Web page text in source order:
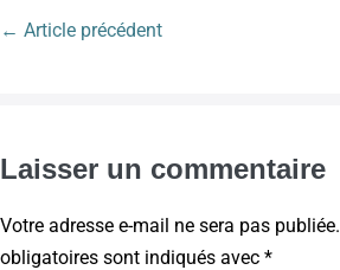
← Article précédent
Laisser un commentaire
Votre adresse e-mail ne sera pas publiée.
obligatoires sont indiqués avec *